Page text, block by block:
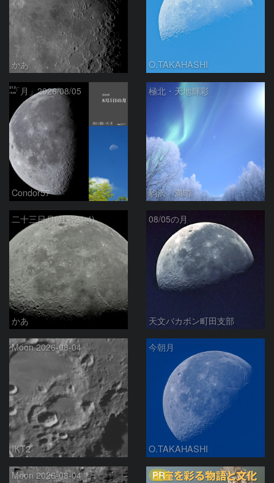
かあ O.TAKAHASHI
「月」2026/08/05
Condor57
極北・天地輝彩
駒沢 満晴
二十三日月(月齢21.4)
かあ
08/05の月
天文バカボン町田支部
Moon 2026-08-04
IKT2
今朝月
O.TAKAHASHI
Moon 2026-08-04 PR